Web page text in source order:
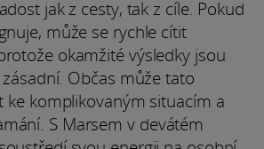
jak z cesty, tak z cíle. Pokud
může se rychle cítit
okamžité výsledky jsou
Občas může tato
ke komplikovaným situacím a
S Marsem v devátém